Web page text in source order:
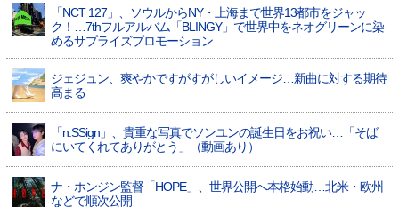
「NCT 127」、ソウルからNY・上海まで世界13都市をジャッ
ク！…7thフルアルバム「BLINGY」で世界中をネオグリーンに染
めるサプライズプロモーション
ジェジュン、爽やかですがすがしいイメージ…新曲に対する期待
高まる
「n.SSign」、貴重な写真でソンユンの誕生日をお祝い…「そば
にいてくれてありがとう」（動画あり）
ナ・ホンジン監督「HOPE」、世界公開へ本格始動…北米・欧州
などで順次公開